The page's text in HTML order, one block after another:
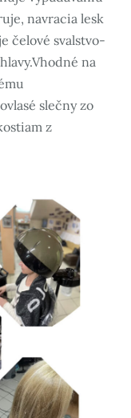
navracia lesk
čelové svalstvo-
na
slečny zo
z